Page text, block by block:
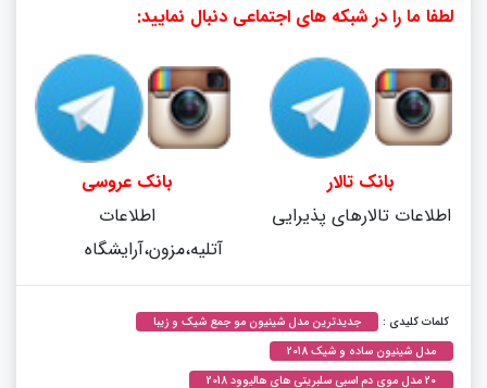
لطفا ما را در شبکه های اجتماعی دنبال نمایید:
بانک تالار
اطلاعات تالارهای پذیرایی
بانک عروسی
اطلاعات
آتلیه،مزون،آرایشگاه
کلمات کلیدی :
جدیدترین مدل شینیون مو جمع شیک و زیبا
مدل شینیون ساده و شیک 2018
20 مدل موی دم اسبی سلبریتی های هالیوود 2018